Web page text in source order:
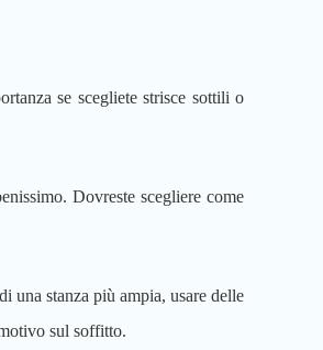
se scegliete strisce sottili o
Dovreste scegliere come
una stanza più ampia, usare delle
sul soffitto.